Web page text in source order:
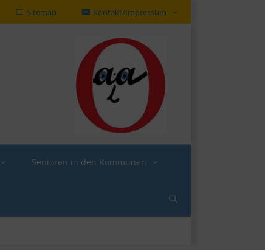
Sitemap Kontakt/Impressum
Senioren in den Kommunen